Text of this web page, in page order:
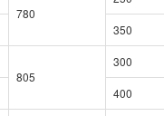
780
350
805
300
400